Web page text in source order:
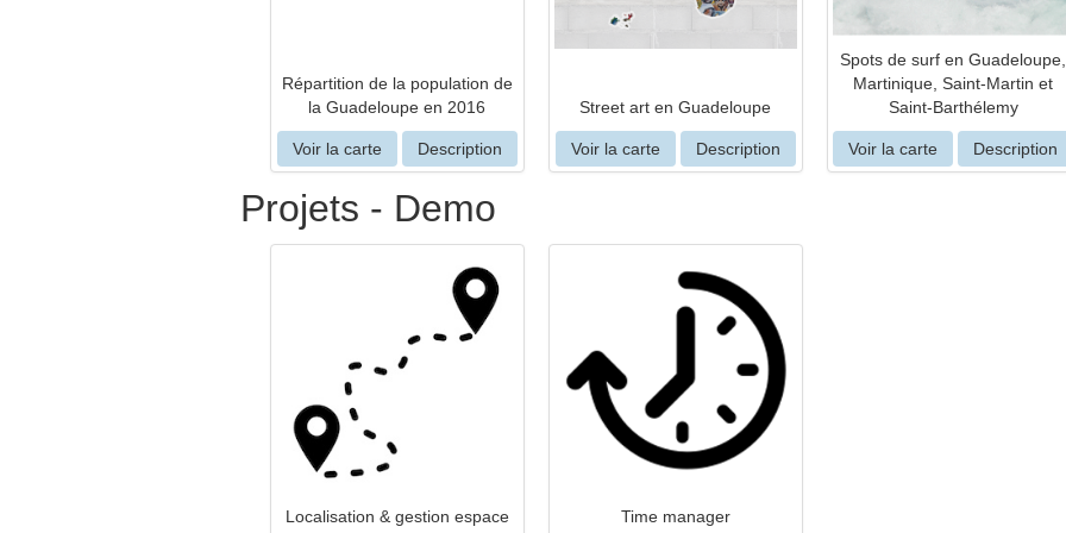
Répartition de la population de
la Guadeloupe en 2016
Voir la carte Description
Street art en Guadeloupe
Voir la carte Description
Spots de surf en Guadeloupe,
Martinique, Saint-Martin et
Saint-Barthélemy
Voir la carte Description
Projets - Demo
Localisation & gestion espace Time manager